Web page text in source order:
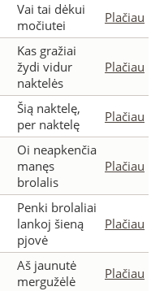
Vai tai dėkui
močiutei
Plačiau
Kas gražiai
žydi vidur
naktelės
Plačiau
Šią naktelę,
per naktelę
Plačiau
Oi neapkenčia
manęs
brolalis
Plačiau
Penki brolaliai
lankoj šieną
pjovė
Plačiau
Aš jaunutė
mergužėlė
Plačiau